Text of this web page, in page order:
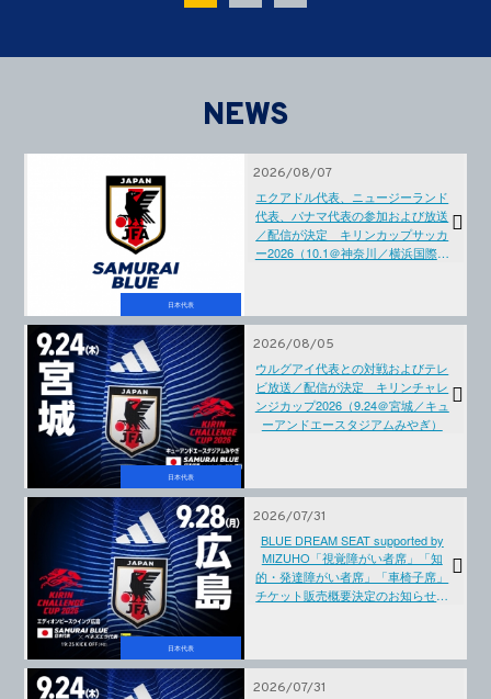
NEWS
日本代表
2026/08/07
エクアドル代表、ニュージーランド
代表、パナマ代表の参加および放送
／配信が決定 キリンカップサッカ
ー2026（10.1＠神奈川／横浜国際総
日本代表
2026/08/05
ウルグアイ代表との対戦およびテレ
ビ放送／配信が決定 キリンチャレ
ンジカップ2026（9.24＠宮城／キュ
ーアンドエースタジアムみやぎ）
日本代表
2026/07/31
BLUE DREAM SEAT supported by
MIZUHO「視覚障がい者席」「知
的・発達障がい者席」「車椅子席」
チケット販売概要決定のお知らせ
2026/07/31